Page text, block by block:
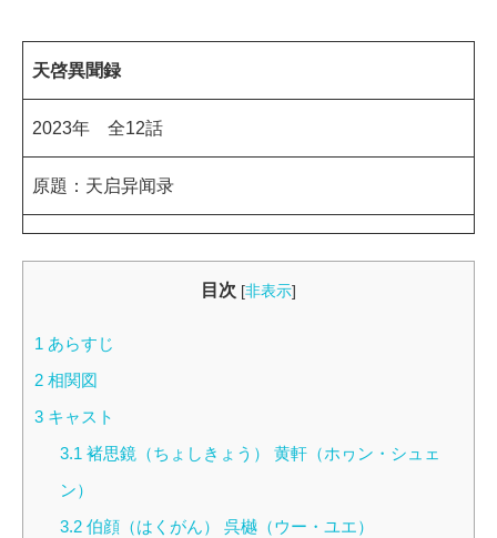
天啓異聞録
2023年 全12話
原題：天启异闻录
目次 [非表示]
1 あらすじ
2 相関図
3 キャスト
3.1 褚思鏡（ちょしきょう） 黄軒（ホヮン・シュェ
ン）
3.2伯顔（はくがん） 呉樾（ウー・ユエ）